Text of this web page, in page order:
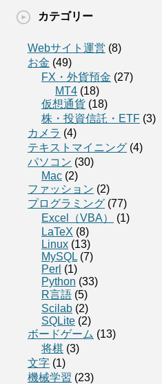
カテゴリー
Webサイト運営 (8)
お金 (49)
FX・外貨預金 (27)
MT4 (18)
仮想通貨 (18)
株・投資信託・ETF (3)
カメラ (4)
テキストマイニング (4)
パソコン (30)
Mac (2)
ファッション (2)
プログラミング (77)
Excel（VBA）
(1)
LaTeX (8)
Linux (13)
MySQL (7)
Perl (1)
Python (33)
R言語 (5)
Scilab (2)
SQLite (2)
ボードゲーム (13)
将棋 (3)
文字 (1)
機械学習 (23)